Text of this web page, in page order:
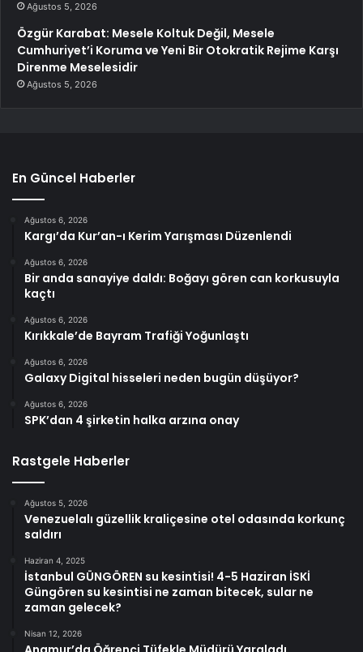
Ağustos 5, 2026
Özgür Karabat: Mesele Koltuk Değil, Mesele
Cumhuriyet’i Koruma ve Yeni Bir Otokratik Rejime Karşı
Direnme Meselesidir
Ağustos 5, 2026
En Güncel Haberler
Ağustos 6, 2026
Kargı’da Kur’an-ı Kerim Yarışması Düzenlendi
Ağustos 6, 2026
Bir anda sanayiye daldı: Boğayı gören can korkusuyla
kaçtı
Ağustos 6, 2026
Kırıkkale’de Bayram Trafiği Yoğunlaştı
Ağustos 6, 2026
Galaxy Digital hisseleri neden bugün düşüyor?
Ağustos 6, 2026
SPK’dan 4 şirketin halka arzına onay
Rastgele Haberler
Ağustos 5, 2026
Venezuelalı güzellik kraliçesine otel odasında korkunç
saldırı
Haziran 4, 2025
İstanbul GÜNGÖREN su kesintisi! 4-5 Haziran İSKİ
Güngören su kesintisi ne zaman bitecek, sular ne
zaman gelecek?
Nisan 12, 2026